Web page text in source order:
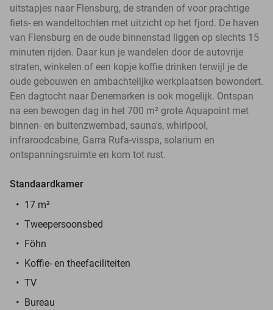
uitstapjes naar Flensburg, de stranden of voor prachtige
fiets- en wandeltochten met uitzicht op het fjord. De haven
van Flensburg en de oude binnenstad liggen op slechts 15
minuten rijden. Daar kun je wandelen door de autovrije
straten, winkelen of een kopje koffie drinken terwijl je de
oude gebouwen en ambachtelijke werkplaatsen bewondert.
Een dagtocht naar Denemarken is ook mogelijk. Ontspan
na een bewogen dag in het 700 m² grote Aquapoint met
binnen- en buitenzwembad, sauna's, whirlpool,
infraroodcabine, Garra Rufa-visspa, solarium en
ontspanningsruimte en kom tot rust.
Standaardkamer
17 m²
Tweepersoonsbed
Föhn
Koffie- en theefaciliteiten
TV
Bureau